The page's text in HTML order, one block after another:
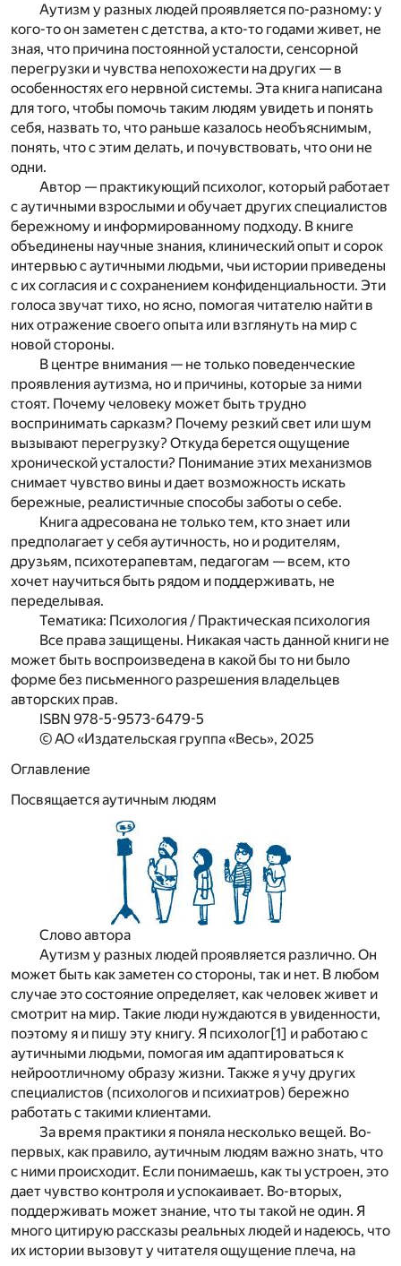
Аутизм у разных людей проявляется по-разному: у
кого-то он заметен с детства, а кто-то годами живет, не
зная, что причина постоянной усталости, сенсорной
перегрузки и чувства непохожести на других — в
особенностях его нервной системы. Эта книга написана
для того, чтобы помочь таким людям увидеть и понять
себя, назвать то, что раньше казалось необъяснимым,
понять, что с этим делать, и почувствовать, что они не
одни.
Автор — практикующий психолог, который работает
с аутичными взрослыми и обучает других специалистов
бережному и информированному подходу. В книге
объединены научные знания, клинический опыт и сорок
интервью с аутичными людьми, чьи истории приведены
с их согласия и с сохранением конфиденциальности. Эти
голоса звучат тихо, но ясно, помогая читателю найти в
них отражение своего опыта или взглянуть на мир с
новой стороны.
В центре внимания — не только поведенческие
проявления аутизма, но и причины, которые за ними
стоят. Почему человеку может быть трудно
воспринимать сарказм? Почему резкий свет или шум
вызывают перегрузку? Откуда берется ощущение
хронической усталости? Понимание этих механизмов
снимает чувство вины и дает возможность искать
бережные, реалистичные способы заботы о себе.
Книга адресована не только тем, кто знает или
предполагает у себя аутичность, но и родителям,
друзьям, психотерапевтам, педагогам — всем, кто
хочет научиться быть рядом и поддерживать, не
переделывая.
Тематика: Психология / Практическая психология
Все права защищены. Никакая часть данной книги не
может быть воспроизведена в какой бы то ни было
форме без письменного разрешения владельцев
авторских прав.
ISBN 978-5-9573-6479-5
© АО «Издательская группа «Весь», 2025
Оглавление
Посвящается аутичным людям
Слово автора
Аутизм у разных людей проявляется различно. Он
может быть как заметен со стороны, так и нет. В любом
случае это состояние определяет, как человек живет и
смотрит на мир. Такие люди нуждаются в увиденности,
поэтому я и пишу эту книгу. Я психолог[1] и работаю с
аутичными людьми, помогая им адаптироваться к
нейроотличному образу жизни. Также я учу других
специалистов (психологов и психиатров) бережно
работать с такими клиентами.
За время практики я поняла несколько вещей. Во-
первых, как правило, аутичным людям важно знать, что
с ними происходит. Если понимаешь, как ты устроен, это
дает чувство контроля и успокаивает. Во-вторых,
поддерживать может знание, что ты такой не один. Я
много цитирую рассказы реальных людей и надеюсь, что
их истории вызовут у читателя ощущение плеча, на